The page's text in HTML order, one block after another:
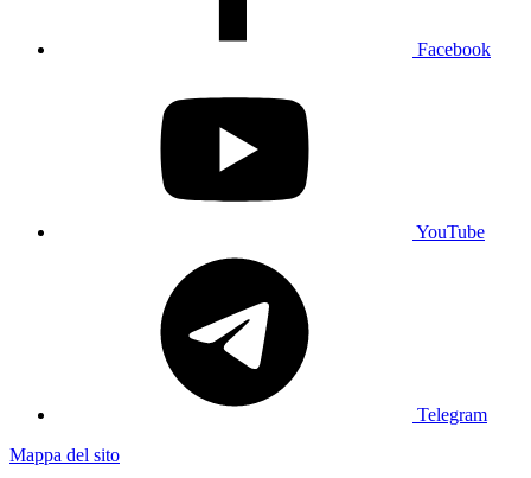
Facebook
YouTube
Telegram
Mappa del sito